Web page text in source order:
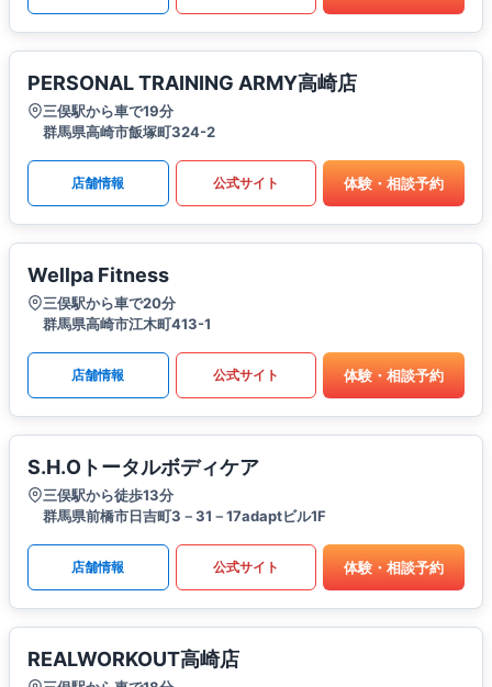
PERSONAL TRAINING ARMY高崎店
三俣駅から車で19分
群馬県高崎市飯塚町324-2
店舗情報 公式サイト 体験・相談予約
Wellpa Fitness
三俣駅から車で20分
群馬県高崎市江木町413-1
店舗情報 公式サイト 体験・相談予約
S.H.Oトータルボディケア
三俣駅から徒歩13分
群馬県前橋市日吉町3－31－17adaptビル1F
店舗情報 公式サイト 体験・相談予約
REALWORKOUT高崎店